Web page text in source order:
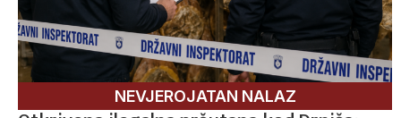
NEVJEROJATAN NALAZ